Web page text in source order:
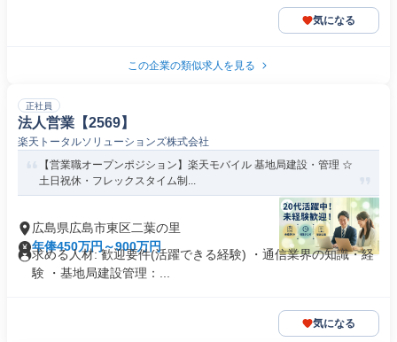
気になる
この企業の類似求人を見る
正社員
法人営業【2569】
楽天トータルソリューションズ株式会社
【営業職オープンポジション】楽天モバイル 基地局建設・管理 ☆
土日祝休・フレックスタイム制...
広島県広島市東区二葉の里
年俸450万円～900万円
求める人材: 歓迎要件(活躍できる経験) ・通信業界の知識・経
験 ・基地局建設管理：...
気になる